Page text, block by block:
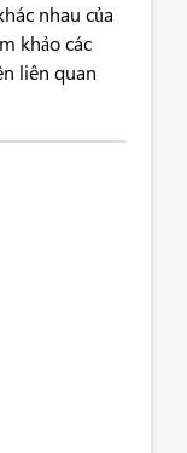
nhau của
khảo các
liên quan